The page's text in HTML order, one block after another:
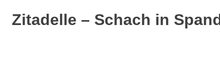
Zitadelle – Schach in